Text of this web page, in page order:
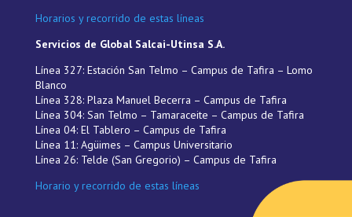
Horarios y recorrido de estas líneas
Servicios de Global Salcai-Utinsa S.A.
Línea 327: Estación San Telmo – Campus de Tafira – Lomo
Blanco
Línea 328: Plaza Manuel Becerra – Campus de Tafira
Línea 304: San Telmo – Tamaraceite – Campus de Tafira
Línea 04: El Tablero – Campus de Tafira
Línea 11: Agüimes – Campus Universitario
Línea 26: Telde (San Gregorio) – Campus de Tafira
Horario y recorrido de estas líneas